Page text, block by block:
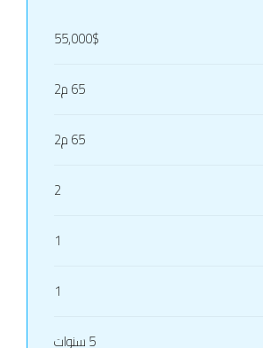
55,000$
65 م2
65 م2
2
1
1
5 سنوات